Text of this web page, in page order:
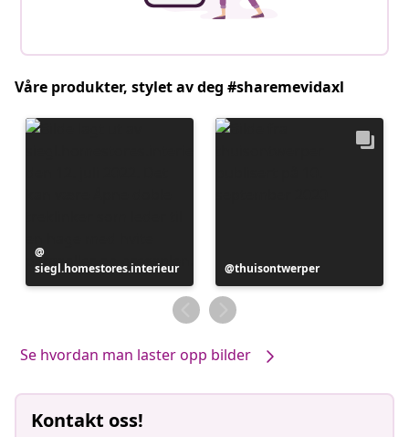
Våre produkter, stylet av deg #sharemevidaxl
publisert
av
siegl.homestores.interieur
Innlegg
publisert
av
thuisontwerper
Se hvordan man laster opp bilder
Kontakt oss!